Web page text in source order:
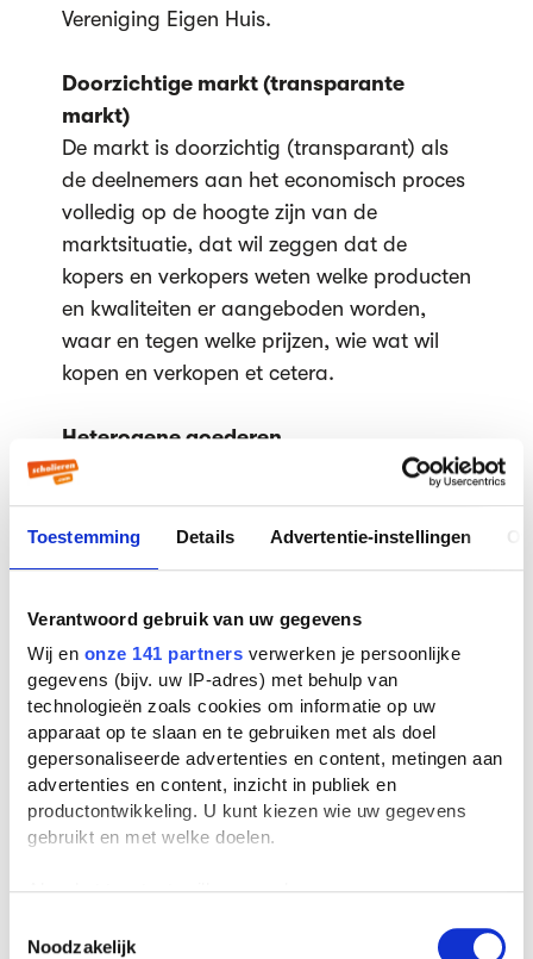
Toestemming Details Advertentie-instellingen
Verantwoord gebruik van uw gegevens
Wij en onze 141 partners verwerken je persoonlijke
gegevens (bijv. uw IP-adres) met behulp van
technologieën zoals cookies om informatie op uw
apparaat op te slaan en te gebruiken met als doel
gepersonaliseerde advertenties en content, metingen aan
advertenties en content, inzicht in publiek en
productontwikkeling. U kunt kiezen wie uw gegevens
gebruikt en met welke doelen.
Als u het toestaat, willen we ook graag:
locatie, die tot een paar meter nauwkeurig kan zijn
Noodzakelijk
Vereniging Eigen Huis.
Doorzichtige markt (transparante
markt)
De markt is doorzichtig (transparant) als
de deelnemers aan het economisch proces
volledig op de hoogte zijn van de
marktsituatie, dat wil zeggen dat de
kopers en verkopers weten welke producten
en kwaliteiten er aangeboden worden,
waar en tegen welke prijzen, wie wat wil
kopen en verkopen et cetera.
Heterogene goederen
Goederen zijn heterogeen als ze in de ogen
van de consument verschillend zijn; ze
kunnen dan ook in prijs verschillen.
Een ondernemer op een markt met
volkomen concurrentie (volledige
mededinging) die de aan te bieden
hoeveelheid moet aanpassen aan de voor
hem gegeven marktprijs.
Homogene goederen
van de consument volstrekt identiek zijn.
transparante markt, kan er maar één prijs